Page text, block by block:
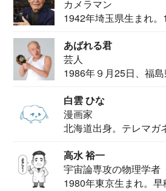
カメラマン
1942年埼玉県生まれ
あばれる君
芸人
1986年９月25日、福
白雲 ひな
漫画家
北海道出身。テレマガ
高水 裕一
宇宙論専攻の物理学者
1980年東京生まれ。